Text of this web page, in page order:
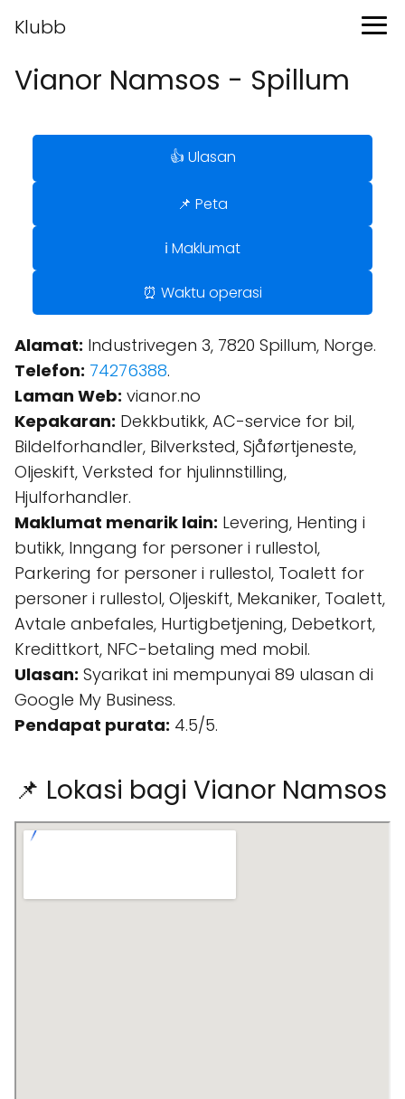
Klubb
Vianor Namsos - Spillum
👍 Ulasan
📌 Peta
ℹ️ Maklumat
⏰ Waktu operasi
Alamat: Industrivegen 3, 7820 Spillum, Norge.
Telefon: 74276388.
Laman Web: vianor.no
Kepakaran: Dekkbutikk, AC-service for bil,
Bildelforhandler, Bilverksted, Sjåførtjeneste,
Oljeskift, Verksted for hjulinnstilling,
Hjulforhandler.
Maklumat menarik lain: Levering, Henting i
butikk, Inngang for personer i rullestol,
Parkering for personer i rullestol, Toalett for
personer i rullestol, Oljeskift, Mekaniker, Toalett,
Avtale anbefales, Hurtigbetjening, Debetkort,
Kredittkort, NFC-betaling med mobil.
Ulasan: Syarikat ini mempunyai 89 ulasan di
Google My Business.
Pendapat purata: 4.5/5.
📌 Lokasi bagi Vianor Namsos